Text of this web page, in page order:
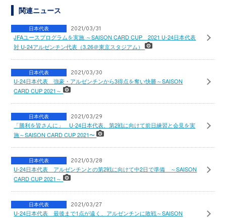
関連ニュース
日本代表 2021/03/31
JFAユースプログラムを実施 ～SAISON CARD CUP 2021 U-24日本代表
対 U-24アルゼンチン代表（3.26＠東京スタジアム）
日本代表 2021/03/30
U-24日本代表 強豪・アルゼンチンから3得点を奪い快勝～SAISON
CARD CUP 2021～
日本代表 2021/03/29
「勝利を皆さんに」 U-24日本代表、第2戦に向けて前日練習と会見を実
施～SAISON CARD CUP 2021〜
日本代表 2021/03/28
U-24日本代表 アルゼンチンとの第2戦に向けて中2日で準備 ～SAISON
CARD CUP 2021～
日本代表 2021/03/27
U-24日本代表 最後まで1点が遠く、アルゼンチンに敗戦～SAISON